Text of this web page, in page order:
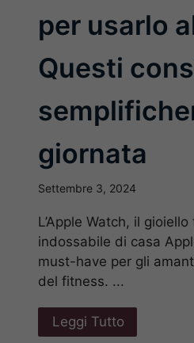
per usarlo
Questi
giornata
Settembre 3, 2024
L’Apple Watch, il
indossabile di casa
must-have per gli
del fitness. ...
Leggi Tutto